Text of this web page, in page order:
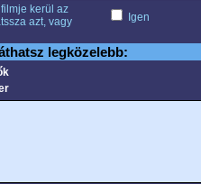
kerül az
azt, vagy
Igen
legközelebb: